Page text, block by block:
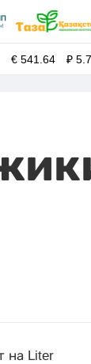
€541.64 ₽
на Liter